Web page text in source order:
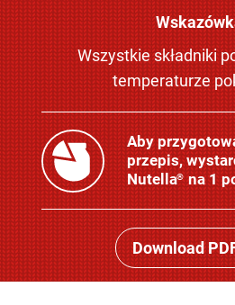
Wszystkie składniki
temperaturze
Aby
przepis,
Nutella® na 1
Download